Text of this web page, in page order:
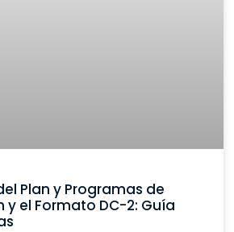
Plan y Programas de
el Formato DC-2: Guía